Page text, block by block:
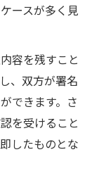
ースが多く見
容を残すこと
、双方が署名
できます。さ
を受けること
したものとな